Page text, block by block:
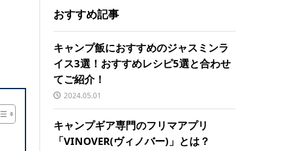
おすすめ記事
キャンプ飯におすすめのジャスミンラ
イス3選！おすすめレシピ5選と合わせ
てご紹介！
2024.05.01
キャンプギア専門のフリマアプリ
「VINOVER(ヴィノバー)」とは？